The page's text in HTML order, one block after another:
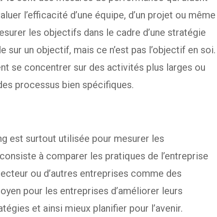
l’efficacité d’une équipe, d’un projet ou même
les objectifs dans le cadre d’une stratégie
un objectif, mais ce n’est pas l’objectif en soi.
se concentrer sur des activités plus larges ou
processus bien spécifiques.
est surtout utilisée pour mesurer les
à comparer les pratiques de l’entreprise
ou d’autres entreprises comme des
pour les entreprises d’améliorer leurs
et ainsi mieux planifier pour l’avenir.